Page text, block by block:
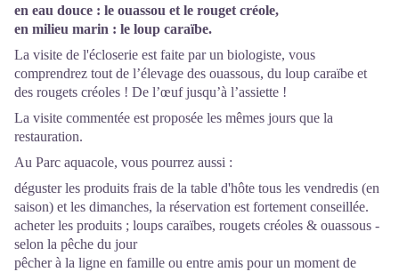
en eau douce : le ouassou et le rouget créole,
en milieu marin : le loup caraïbe.
La visite de l'écloserie est faite par un biologiste, vous
comprendrez tout de l’élevage des ouassous, du loup caraïbe et
des rougets créoles ! De l’œuf jusqu’à l’assiette !
La visite commentée est proposée les mêmes jours que la
restauration.
Au Parc aquacole, vous pourrez aussi :
déguster les produits frais de la table d'hôte tous les vendredis (en
saison) et les dimanches, la réservation est fortement conseillée.
acheter les produits ; loups caraïbes, rougets créoles & ouassous -
selon la pêche du jour
pêcher à la ligne en famille ou entre amis pour un moment de